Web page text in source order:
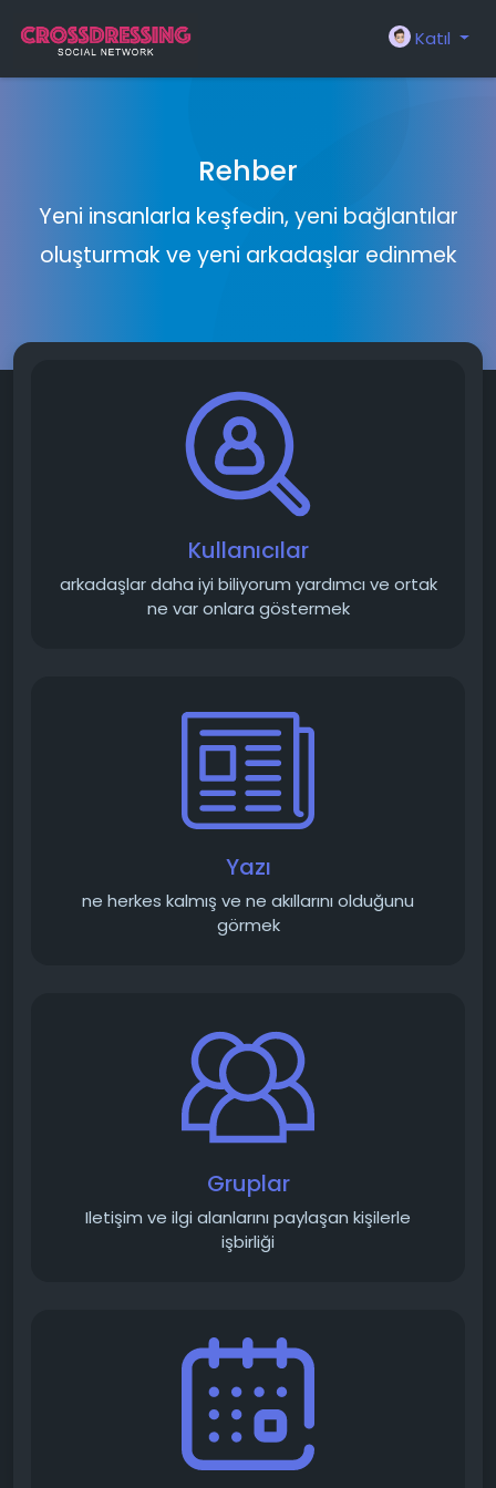
Katıl
Rehber
Yeni insanlarla keşfedin, yeni bağlantılar
oluşturmak ve yeni arkadaşlar edinmek
Kullanıcılar
arkadaşlar daha iyi biliyorum yardımcı ve ortak
ne var onlara göstermek
Yazı
ne herkes kalmış ve ne akıllarını olduğunu
görmek
Gruplar
Iletişim ve ilgi alanlarını paylaşan kişilerle
işbirliği